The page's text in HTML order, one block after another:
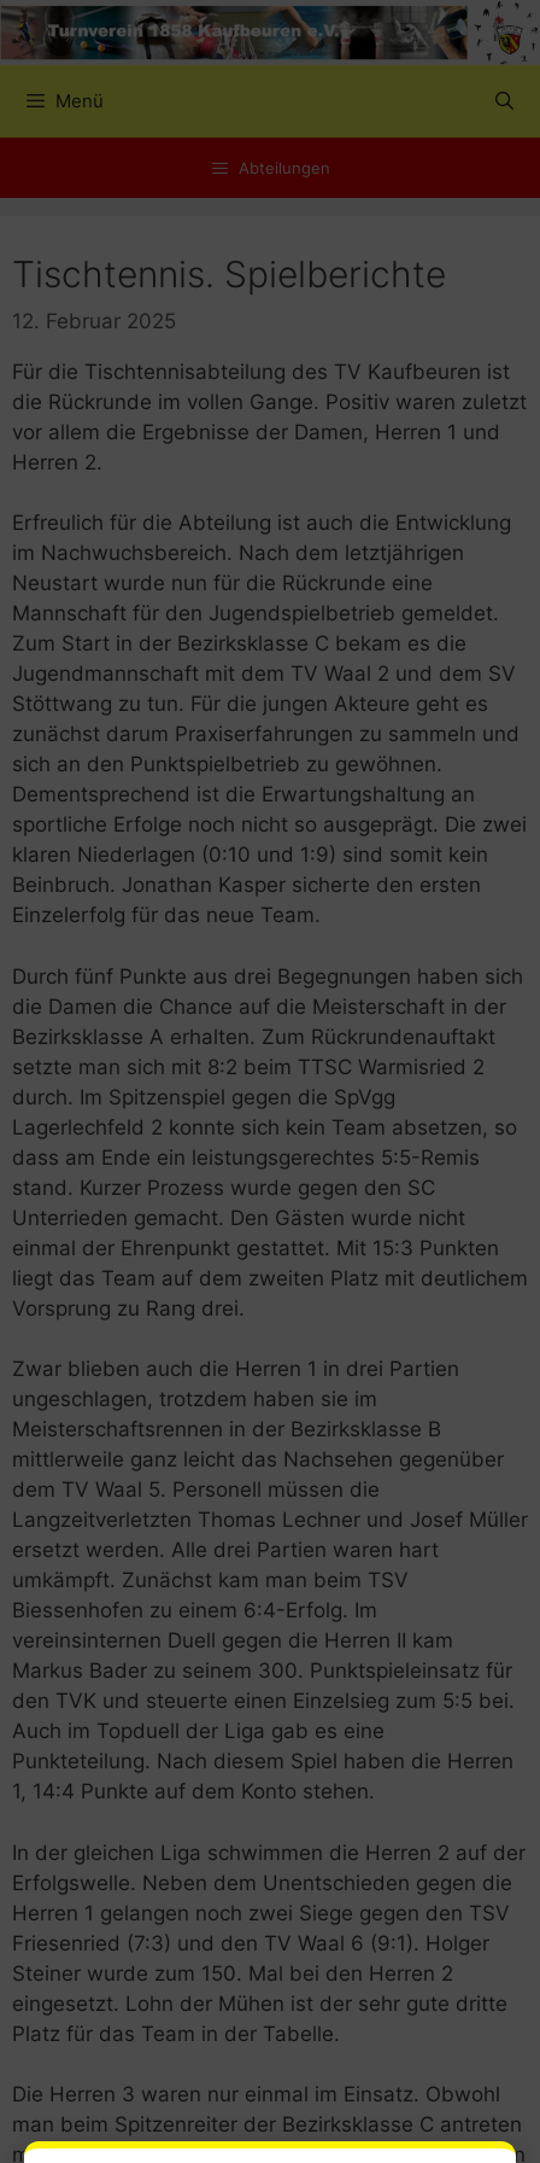
Zum
Inhalt
Menü
Abteilungen
Tischtennis. Spielberichte
12. Februar 2025
Für die Tischtennisabteilung des TV Kaufbeuren ist
die Rückrunde im vollen Gange. Positiv waren zuletzt
vor allem die Ergebnisse der Damen, Herren 1 und
Herren 2.
Erfreulich für die Abteilung ist auch die Entwicklung
im Nachwuchsbereich. Nach dem letztjährigen
Neustart wurde nun für die Rückrunde eine
Mannschaft für den Jugendspielbetrieb gemeldet.
Zum Start in der Bezirksklasse C bekam es die
Jugendmannschaft mit dem TV Waal 2 und dem SV
Stöttwang zu tun. Für die jungen Akteure geht es
zunächst darum Praxiserfahrungen zu sammeln und
sich an den Punktspielbetrieb zu gewöhnen.
Dementsprechend ist die Erwartungshaltung an
sportliche Erfolge noch nicht so ausgeprägt. Die zwei
klaren Niederlagen (0:10 und 1:9) sind somit kein
Beinbruch. Jonathan Kasper sicherte den ersten
Einzelerfolg für das neue Team.
Durch fünf Punkte aus drei Begegnungen haben sich
die Damen die Chance auf die Meisterschaft in der
Bezirksklasse A erhalten. Zum Rückrundenauftakt
setzte man sich mit 8:2 beim TTSC Warmisried 2
durch. Im Spitzenspiel gegen die SpVgg
Lagerlechfeld 2 konnte sich kein Team absetzen, so
dass am Ende ein leistungsgerechtes 5:5-Remis
stand. Kurzer Prozess wurde gegen den SC
Unterrieden gemacht. Den Gästen wurde nicht
einmal der Ehrenpunkt gestattet. Mit 15:3 Punkten
liegt das Team auf dem zweiten Platz mit deutlichem
Vorsprung zu Rang drei.
Zwar blieben auch die Herren 1 in drei Partien
ungeschlagen, trotzdem haben sie im
Meisterschaftsrennen in der Bezirksklasse B
mittlerweile ganz leicht das Nachsehen gegenüber
dem TV Waal 5. Personell müssen die
Langzeitverletzten Thomas Lechner und Josef Müller
ersetzt werden. Alle drei Partien waren hart
umkämpft. Zunächst kam man beim TSV
Biessenhofen zu einem 6:4-Erfolg. Im
vereinsinternen Duell gegen die Herren II kam
Markus Bader zu seinem 300. Punktspieleinsatz für
den TVK und steuerte einen Einzelsieg zum 5:5 bei.
Auch im Topduell der Liga gab es eine
Punkteteilung. Nach diesem Spiel haben die Herren
1, 14:4 Punkte auf dem Konto stehen.
In der gleichen Liga schwimmen die Herren 2 auf der
Erfolgswelle. Neben dem Unentschieden gegen die
Herren 1 gelangen noch zwei Siege gegen den TSV
Friesenried (7:3) und den TV Waal 6 (9:1). Holger
Steiner wurde zum 150. Mal bei den Herren 2
eingesetzt. Lohn der Mühen ist der sehr gute dritte
Platz für das Team in der Tabelle.
Die Herren 3 waren nur einmal im Einsatz. Obwohl
man beim Spitzenreiter der Bezirksklasse C antreten
musste, rechnete man sich im Vorfeld doch Chancen